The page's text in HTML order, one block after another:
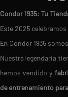
Condor 1935: Tu
Este 2025
En Condor 1935 somos
Nuestra legendaria
hemos vendido y
de entrenamiento